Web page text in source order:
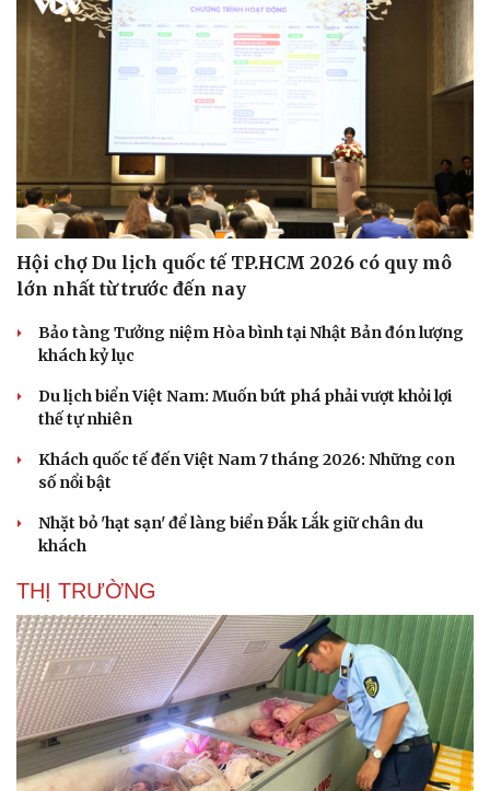
Làm đẹp - giảm cân
Phòng mạch online
Ăn sạch sống khỏe
Hội chợ Du lịch quốc tế TP.HCM 2026 có quy mô
lớn nhất từ trước đến nay
Bảo tàng Tưởng niệm Hòa bình tại Nhật Bản đón lượng
khách kỷ lục
Du lịch biển Việt Nam: Muốn bứt phá phải vượt khỏi lợi
thế tự nhiên
Khách quốc tế đến Việt Nam 7 tháng 2026: Những con
số nổi bật
Nhặt bỏ 'hạt sạn' để làng biển Đắk Lắk giữ chân du
khách
THỊ TRƯỜNG